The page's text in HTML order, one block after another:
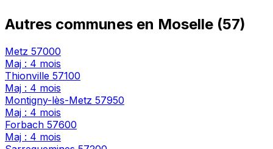
Autres communes en Moselle (57)
Metz 57000
Maj : 4 mois
Thionville 57100
Maj : 4 mois
Montigny-lès-Metz 57950
Maj : 4 mois
Forbach 57600
Maj : 4 mois